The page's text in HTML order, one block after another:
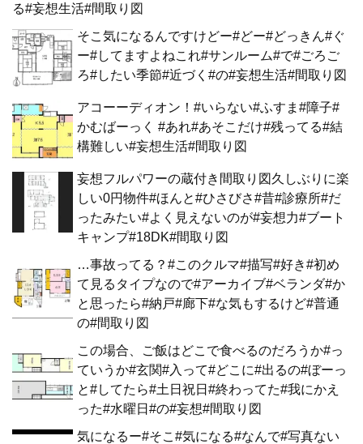
る#妄想生活#間取り図
そこ気になるんですけどー#どー#どっきん#ぐ
ー#してますよねこれ#サンルーム#で#ごろご
ろ#したい季節#近づく#の#妄想生活#間取り図
アコーーディオン！#いらない#ふすま#障子#
かむばーっく #あれ#あそこだけ#残ってる#結
構難しい#妄想生活#間取り図
妄想フルパワーの蔵付き間取り図久しぶりに楽
しい0円物件#ほんと#ひさびさ#昔#診療所#だ
ったみたい#よく見えないのが#妄想力#ブート
キャンプ#18DK#間取り図
…事故ってる？#このクルマ#描写#好き#初め
て見るタイプなので#アーカイブ#ベランダ#か
と思ったら#納戸#廊下#な気もするけど#普通
の#間取り図
この場合、ご飯はどこで食べるのだろうか#っ
ていうか#玄関#入って#どこに#出るの#ぼーっ
と#してたら#土日祝日#終わってた#我にかえ
った#水曜日#の#妄想#間取り図
気になるー#そこ#気になる#なんで#写真ない